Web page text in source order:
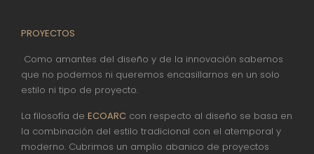
PROYECTOS
Como amantes del diseño y de la innovación sabemos
que no podemos ni queremos encasillarnos en un solo
estilo ni tipo de proyecto.
La filosofía de ECOARC con respecto al diseño se basa en
la combinación del estilo tradicional con el atemporal y
moderno. Cubrimos un amplio abanico de proyectos